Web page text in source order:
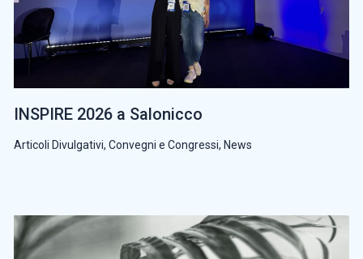
INSPIRE 2026 a Salonicco
Articoli Divulgativi, Convegni e Congressi, News